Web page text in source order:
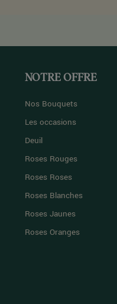
NOTRE OFFRE
Nos Bouquets
Les occasions
Deuil
Roses Rouges
Roses Roses
Roses Blanches
Roses Jaunes
Roses Oranges